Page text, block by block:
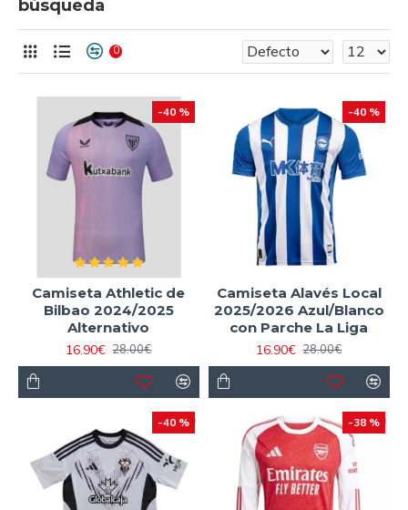
búsqueda
0
-40 %
Camiseta Athletic de
Bilbao 2024/2025
Alternativo
16.90€ 28.00€
-40 %
Camiseta Alavés Local
2025/2026 Azul/Blanco
con Parche La Liga
16.90€ 28.00€
-40 % -38 %